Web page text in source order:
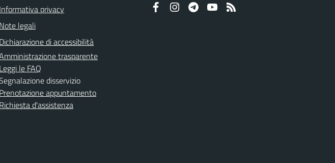
Informativa privacy
Note legali
Dichiarazione di accessibilità
trasparente
Leggi le FAQ
disservizio
Prenotazione appuntamento
Richiesta d'assistenza